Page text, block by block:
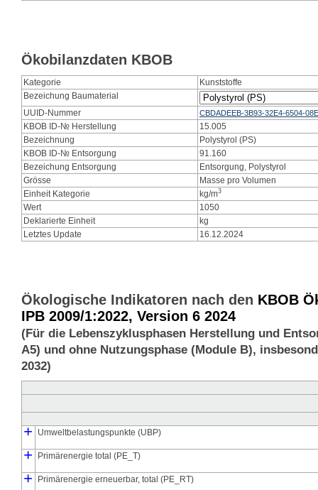
Ökobilanzdaten KBOB
Kategorie
Kunststoffe
Bezeichung Baumaterial
UUID-Nummer
CBDADEEB-3B93-32E4-6504-
KBOB ID-№ Herstellung
15.005
Bezeichnung
Polystyrol (PS)
KBOB ID-№ Entsorgung
91.160
Bezeichung Entsorgung
Entsorgung, Polystyrol
Grösse
Masse pro Volumen
Einheit Kategorie
kg/m3
Wert
1050
Deklarierte Einheit
kg
Letztes Update
16.12.2024
Ökologische Indikatoren nach den KBOB
IPB 2009/1:2022, Version 6 2024
(Für die Lebenszyklusphasen Herstellung und
A5) und ohne Nutzungsphase (Module B),
2032)
+ Umweltbelastungspunkte (UBP)
┣ Umweltbelastungspunkte Herstellung (UBP_pro)
┗ Umweltbelastungspunkte Entsorgung (UBP_dis)
+ Primärenergie total (PE_T)
┣ Primärenergie Herstellung (PE_pro)
┃ ┣ Primärenergie Herstellung, energetisch genutzt (PE_E_pro)
┃ ┗ Primärenergie Herstellung, stofflich gebunden (PE_M_pro)
┗ Primärenergie Entsorgung (PE_dis)
+ Primärenergie erneuerbar, total (PE_RT)